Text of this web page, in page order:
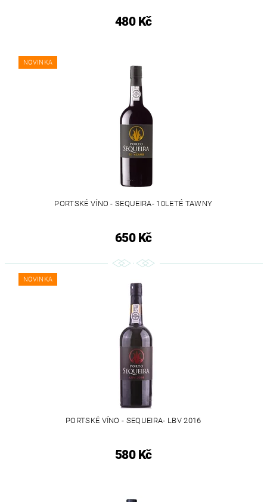
480 Kč
NOVINKA
PORTSKÉ VÍNO - SEQUEIRA- 10LETÉ TAWNY
650 Kč
NOVINKA
PORTSKÉ VÍNO - SEQUEIRA- LBV 2016
580 Kč